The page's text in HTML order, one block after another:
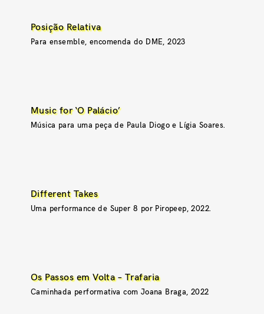
Posição Relativa
Para ensemble, encomenda do DME, 2023
Music for ‘O Palácio’
Música para uma peça de Paula Diogo e Lígia Soares.
Different Takes
Uma performance de Super 8 por Piropeep, 2022.
Os Passos em Volta – Trafaria
Caminhada performativa com Joana Braga, 2022